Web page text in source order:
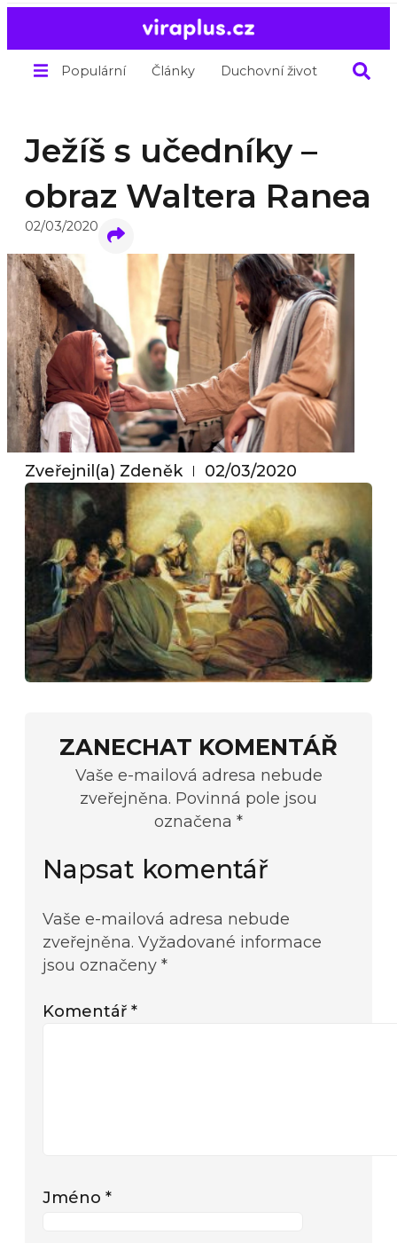
Populární Články Duchovní život O nás
Ježíš s učedníky –
obraz Waltera Ranea
02/03/2020
Zveřejnil(a) Zdeněk 02/03/2020
ZANECHAT KOMENTÁŘ
Vaše e-mailová adresa nebude
zveřejněna. Povinná pole jsou
označena *
Napsat komentář
Vaše e-mailová adresa nebude
zveřejněna. Vyžadované informace
jsou označeny *
Komentář *
Jméno *